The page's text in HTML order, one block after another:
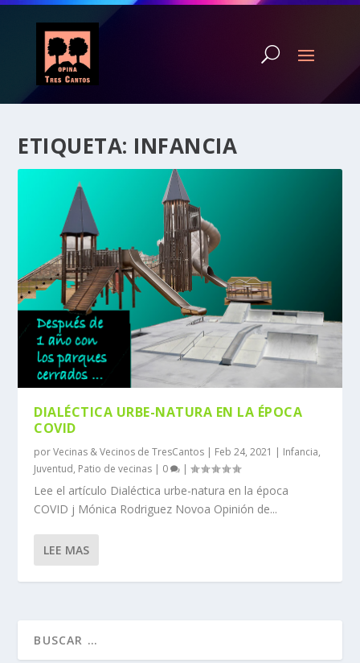
ETIQUETA: INFANCIA
DIALÉCTICA URBE-NATURA EN LA ÉPOCA
COVID
porVecinas & Vecinos de TresCantos | Feb 24, 2021 | Infancia,
Juventud, Patio de vecinas | 0 |
Lee el artículo Dialéctica urbe-natura en la época
COVID j Mónica Rodriguez Novoa Opinión de...
LEE MAS